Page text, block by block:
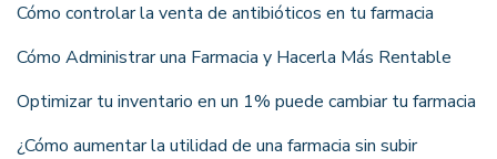
Cómo controlar la venta de antibióticos en tu farmacia
Cómo Administrar una Farmacia y Hacerla Más Rentable
Optimizar tu inventario en un 1% puede cambiar tu farmacia
¿Cómo aumentar la utilidad de una farmacia sin subir